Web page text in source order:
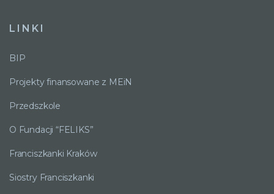
LINKI
BIP
Projekty finansowane z MEiN
Przedszkole
O Fundacji “FELIKS”
Franciszkanki Kraków
Siostry Franciszkanki